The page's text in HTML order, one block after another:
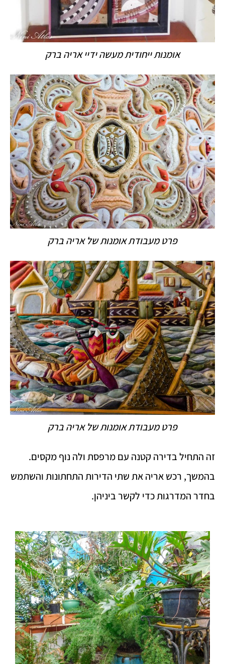
אומנות ייחודית מעשה ידיי אריה ברק
פרט מעבודת אומנות של אריה ברק
פרט מעבודת אומנות של אריה ברק
זה התחיל בדירה קטנה עם מרפסת ולה נוף מקסים.
בהמשך, רכש אריה את שתי הדירות התחתונות והשתמש
בחדר המדרגות כדי לקשר ביניהן.